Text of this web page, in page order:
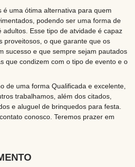
é uma ótima alternativa para quem
podendo ser uma forma de
Esse tipo de atvidade é capaz
proveitosos, o que garante que os
sucesso e que sempre sejam pautados
que condizem com o tipo de evento e o
de uma forma Qualificada e excelente,
trabalhamos, além dos citados,
e aluguel de brinquedos para festa.
conosco. Teremos prazer em